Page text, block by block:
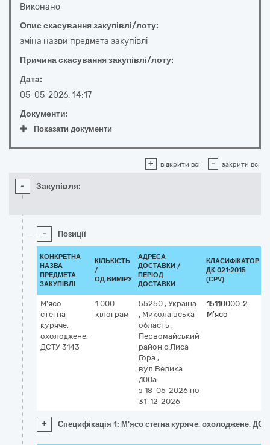
Виконано
Опис скасування закупівлі/лоту:
зміна назви предмета закупівлі
Причина скасування закупівлі/лоту:
Дата:
05-05-2026, 14:17
Документи:
Показати документи
+ відкрити всі - закрити всі
- Закупівля:
- Позиції
КОНКРЕТНА
НАЗВА
ПРЕДМЕТА
ЗАКУПІВЛІ
КІЛЬКІСТЬ
/
ОД.ВИМІРУ
АДРЕСА
ДОСТАВКИ /
ПЕРІОД
ДОСТАВКИ
КЛАСИФІКАТОР
ДК 021:2015
(CPV)
М'ясо
стегна
куряче,
охолоджене,
ДСТУ 3143
1 000
кілограм
55250 , Україна
, Миколаївська
область ,
Первомайський
район с.Лиса
Гора ,
вул.Велика
,100а
з 18-05-2026 по
31-12-2026
15110000-2
М’ясо
+ Специфікація 1: М'ясо стегна куряче, охолоджене,